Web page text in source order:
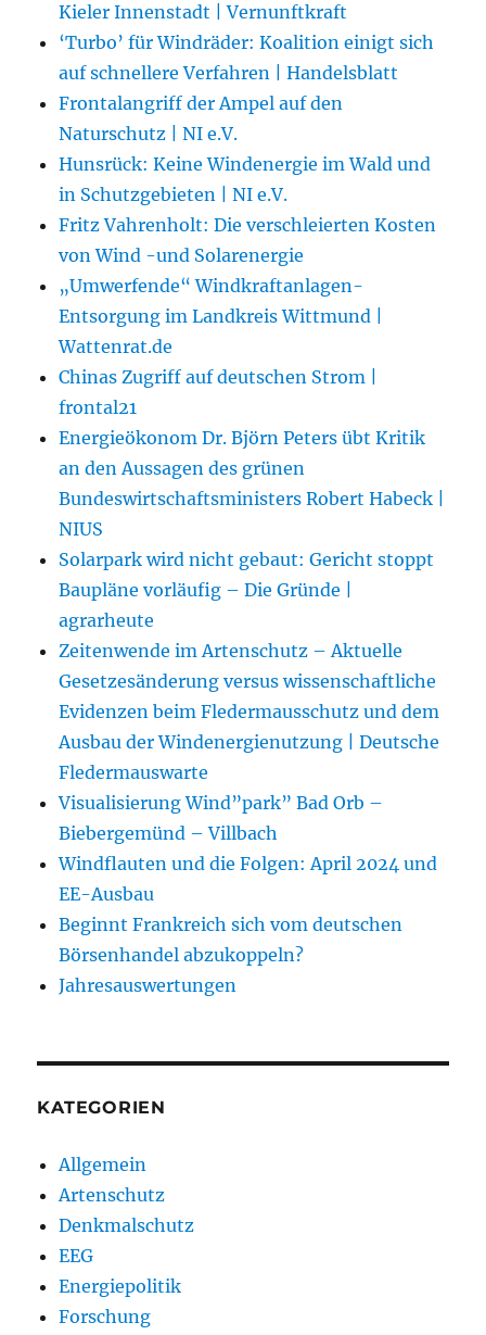
Kieler Innenstadt | Vernunftkraft
‘Turbo’ für Windräder: Koalition einigt sich
auf schnellere Verfahren | Handelsblatt
Frontalangriff der Ampel auf den
Naturschutz | NI e.V.
Hunsrück: Keine Windenergie im Wald und
in Schutzgebieten | NI e.V.
Fritz Vahrenholt: Die verschleierten Kosten
von Wind -und Solarenergie
„Umwerfende“ Windkraftanlagen-
Entsorgung im Landkreis Wittmund |
Wattenrat.de
Chinas Zugriff auf deutschen Strom |
frontal21
Energieökonom Dr. Björn Peters übt Kritik
an den Aussagen des grünen
Bundeswirtschaftsministers Robert Habeck |
NIUS
Solarpark wird nicht gebaut: Gericht stoppt
Baupläne vorläufig – Die Gründe |
agrarheute
Zeitenwende im Artenschutz – Aktuelle
Gesetzesänderung versus wissenschaftliche
Evidenzen beim Fledermausschutz und dem
Ausbau der Windenergienutzung | Deutsche
Fledermauswarte
Visualisierung Wind”park” Bad Orb –
Biebergemünd – Villbach
Windflauten und die Folgen: April 2024 und
EE-Ausbau
Beginnt Frankreich sich vom deutschen
Börsenhandel abzukoppeln?
Jahresauswertungen
KATEGORIEN
Allgemein
Artenschutz
Denkmalschutz
EEG
Energiepolitik
Forschung